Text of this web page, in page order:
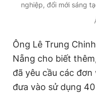
nghiệp, đổi mới sáng
Ông Lê Trung
Nẵng cho biết
đã yêu cầu các
đưa vào sử dụng